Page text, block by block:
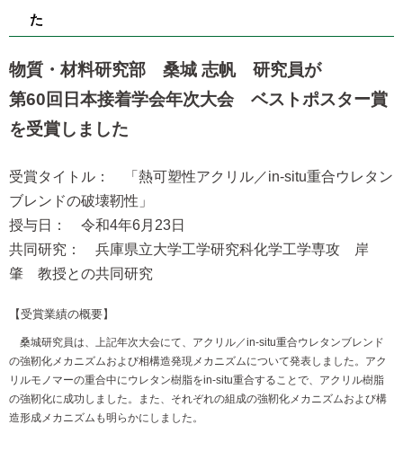
た
物質・材料研究部 桑城 志帆 研究員が
第60回日本接着学会年次大会 ベストポスター賞
を受賞しました
受賞タイトル： 「熱可塑性アクリル／in-situ重合ウレタン
ブレンドの破壊靭性」
授与日： 令和4年6月23日
共同研究： 兵庫県立大学工学研究科化学工学専攻 岸
肇 教授との共同研究
【受賞業績の概要】
桑城研究員は、上記年次大会にて、アクリル／in-situ重合ウレタンブレンド
の強靭化メカニズムおよび相構造発現メカニズムについて発表しました。アク
リルモノマーの重合中にウレタン樹脂をin-situ重合することで、アクリル樹脂
の強靭化に成功しました。また、それぞれの組成の強靭化メカニズムおよび構
造形成メカニズムも明らかにしました。